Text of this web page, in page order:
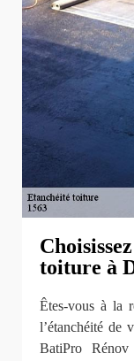
toiture à
Êtes-vous à la
l’étanchéité de
BatiPro